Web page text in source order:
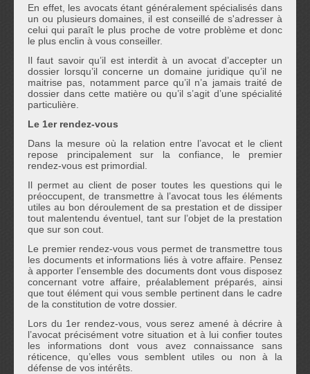
En effet, les avocats étant généralement spécialisés dans
un ou plusieurs domaines, il est conseillé de s'adresser à
celui qui paraît le plus proche de votre problème et donc
le plus enclin à vous conseiller.
Il faut savoir qu’il est interdit à un avocat d’accepter un
dossier lorsqu’il concerne un domaine juridique qu’il ne
maitrise pas, notamment parce qu’il n’a jamais traité de
dossier dans cette matière ou qu’il s’agit d’une spécialité
particulière.
Le 1er rendez-vous
Dans la mesure où la relation entre l’avocat et le client
repose principalement sur la confiance, le premier
rendez-vous est primordial.
Il permet au client de poser toutes les questions qui le
préoccupent, de transmettre à l’avocat tous les éléments
utiles au bon déroulement de sa prestation et de dissiper
tout malentendu éventuel, tant sur l’objet de la prestation
que sur son cout.
Le premier rendez-vous vous permet de transmettre tous
les documents et informations liés à votre affaire. Pensez
à apporter l’ensemble des documents dont vous disposez
concernant votre affaire, préalablement préparés, ainsi
que tout élément qui vous semble pertinent dans le cadre
de la constitution de votre dossier.
Lors du 1er rendez-vous, vous serez amené à décrire à
l’avocat précisément votre situation et à lui confier toutes
les informations dont vous avez connaissance sans
réticence, qu’elles vous semblent utiles ou non à la
défense de vos intérêts.